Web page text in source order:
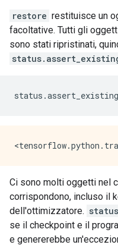
restore restituisce un
facoltative. Tutti gli
sono stati ripristinati,
status .
Ci sono molti oggetti nel
corrispondono, incluso il
dell'ottimizzatore.
se il checkpoint e il
e genererebbe